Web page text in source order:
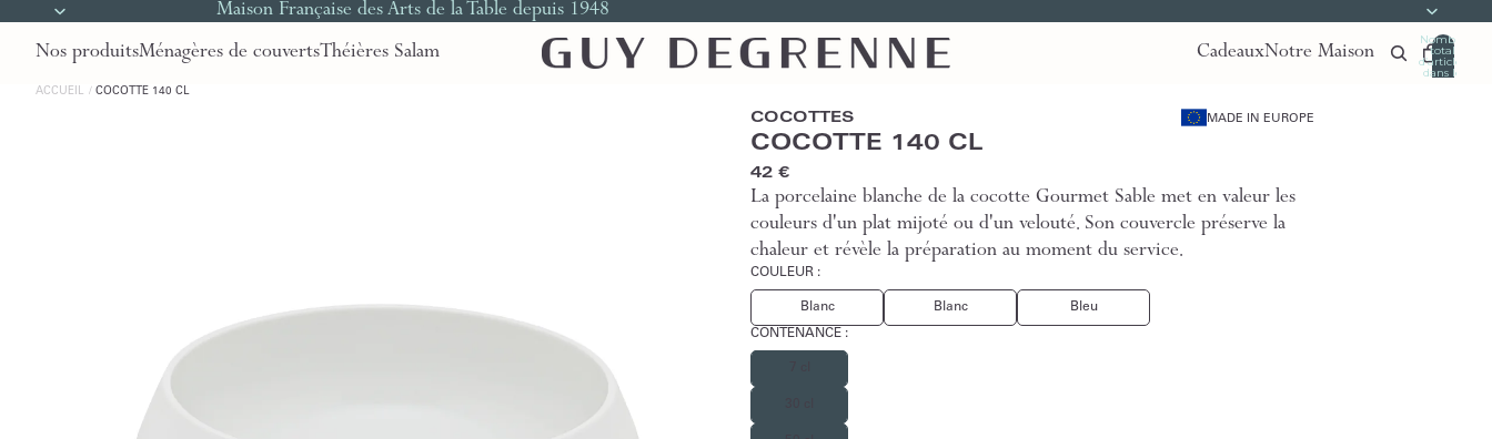
Maison Française des Arts de la Table depuis 1948
Nos produitsMénagères de couvertsThéières Salam CadeauxNotre Maison
Nombre
total
d’articles
dans le
ACCUEIL COCOTTE 140 CL
COCOTTES
COCOTTE 140 CL
MADE IN EUROPE
42 €
La porcelaine blanche de la cocotte Gourmet Sable met en valeur les
couleurs d'un plat mijoté ou d'un velouté. Son couvercle préserve la
chaleur et révèle la préparation au moment du service.
COULEUR :
Blanc Blanc
Bleu
CONTENANCE :